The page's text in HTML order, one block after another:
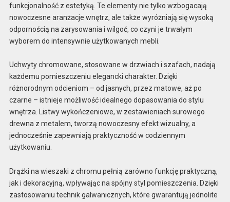
funkcjonalność z estetyką. Te elementy nie tylko wzbogacają
nowoczesne aranżacje wnętrz, ale także wyróżniają się wysoką
odpornością na zarysowania i wilgoć, co czyni je trwałym
wyborem do intensywnie użytkowanych mebli.
Uchwyty chromowane, stosowane w drzwiach i szafach, nadają
każdemu pomieszczeniu elegancki charakter. Dzięki
różnorodnym odcieniom – od jasnych, przez matowe, aż po
czarne – istnieje możliwość idealnego dopasowania do stylu
wnętrza. Listwy wykończeniowe, w zestawieniach surowego
drewna z metalem, tworzą nowoczesny efekt wizualny, a
jednocześnie zapewniają praktyczność w codziennym
użytkowaniu.
Drążki na wieszaki z chromu pełnią zarówno funkcję praktyczną,
jak i dekoracyjną, wpływając na spójny styl pomieszczenia. Dzięki
zastosowaniu technik galwanicznych, które gwarantują jednolite